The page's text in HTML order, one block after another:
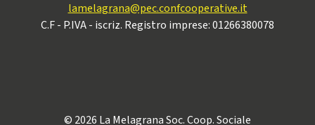
lamelagrana@pec.confcooperative.it
C.F - P.IVA - iscriz. Registro imprese: 01266380078
© 2026 La Melagrana Soc. Coop. Sociale